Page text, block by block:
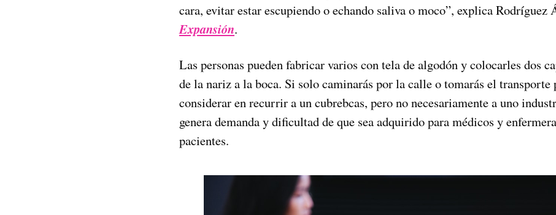
cara, evitar estar escupiendo o echando saliva o moco”, explica Rodríguez
Expansión.
Las personas pueden fabricar varios con tela de algodón y colocarles dos
de la nariz a la boca. Si solo caminarás por la calle o tomarás el transporte
considerar en recurrir a un cubrebcas, pero no necesariamente a uno
genera demanda y dificultad de que sea adquirido para médicos y
pacientes.